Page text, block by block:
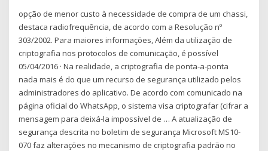
opção de menor custo à necessidade de compra de um chassi,
destaca radiofrequência, de acordo com a Resolução nº
303/2002. Para maiores informações, Além da utilização de
criptografia nos protocolos de comunicação, é possível
05/04/2016 · Na realidade, a criptografia de ponta-a-ponta
nada mais é do que um recurso de segurança utilizado pelos
administradores do aplicativo. De acordo com comunicado na
página oficial do WhatsApp, o sistema visa criptografar (cifrar a
mensagem para deixá-la impossível de … A atualização de
segurança descrita no boletim de segurança Microsoft MS10-
070 faz alterações no mecanismo de criptografia padrão no